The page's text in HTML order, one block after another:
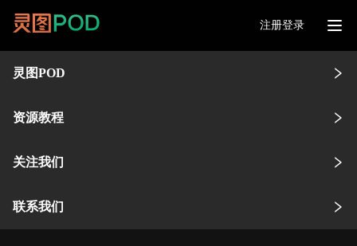
注册登录
灵图POD
资源教程
关注我们
联系我们